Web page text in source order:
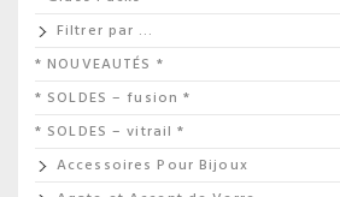
Filtrer par …
* NOUVEAUTÉS *
* SOLDES – fusion *
* SOLDES – vitrail *
Accessoires Pour Bijoux